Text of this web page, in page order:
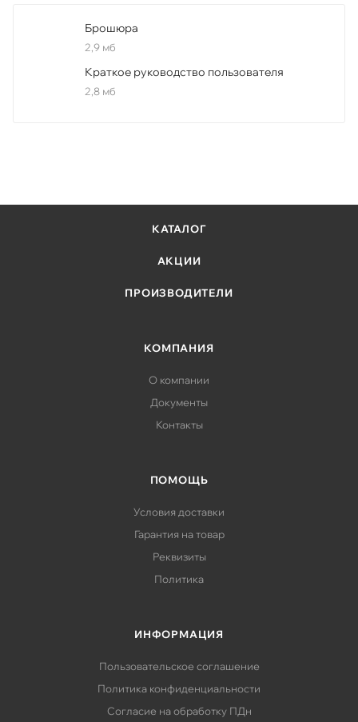
Брошюра
2,9 мб
Краткое руководство пользователя
2,8 мб
КАТАЛОГ
АКЦИИ
ПРОИЗВОДИТЕЛИ
КОМПАНИЯ
О компании
Документы
Контакты
ПОМОЩЬ
Условия доставки
Гарантия на товар
Реквизиты
Политика
ИНФОРМАЦИЯ
Пользовательское соглашение
Политика конфиденциальности
Согласие на обработку ПДн